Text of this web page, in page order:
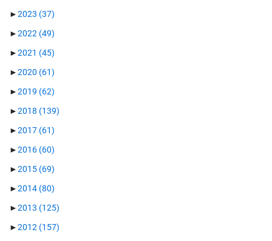
►2023 (37)
►2022 (49)
►2021 (45)
►2020 (61)
►2019 (62)
►2018 (139)
►2017 (61)
►2016 (60)
►2015 (69)
►2014 (80)
►2013 (125)
►2012 (157)